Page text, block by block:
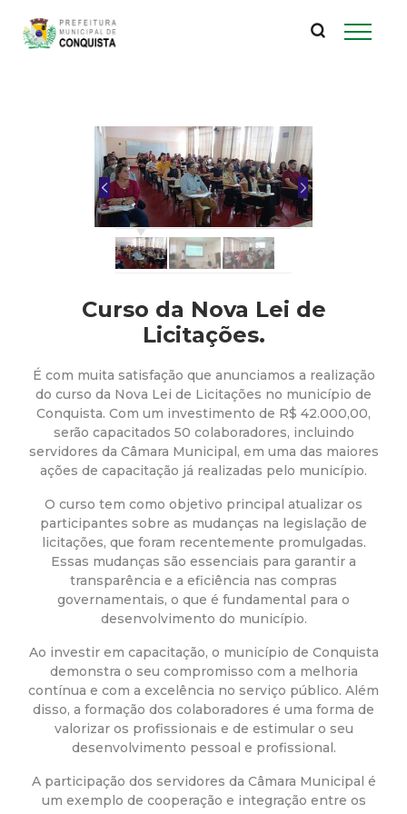
P
r
a
M
u
n
i
p
Curso da Nova Lei de
Licitações.
É com muita satisfação que anunciamos a realização
do curso da Nova Lei de Licitações no município de
Conquista. Com um investimento de R$ 42.000,00,
serão capacitados 50 colaboradores, incluindo
servidores da Câmara Municipal, em uma das maiores
ações de capacitação já realizadas pelo município.
O curso tem como objetivo principal atualizar os
participantes sobre as mudanças na legislação de
licitações, que foram recentemente promulgadas.
Essas mudanças são essenciais para garantir a
transparência e a eficiência nas compras
governamentais, o que é fundamental para o
desenvolvimento do município.
Ao investir em capacitação, o município de Conquista
demonstra o seu compromisso com a melhoria
contínua e com a excelência no serviço público. Além
disso, a formação dos colaboradores é uma forma de
valorizar os profissionais e de estimular o seu
desenvolvimento pessoal e profissional.
A participação dos servidores da Câmara Municipal é
um exemplo de cooperação e integração entre os